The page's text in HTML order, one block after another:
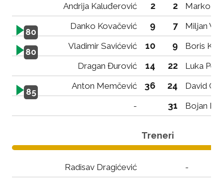
Andrija Kaluđerović
2 2 Marko
80
Danko Kovačević 9 7 Miljan
80
Vladimir Savićević 10 9
Boris
Dragan Đurović
14 22 Luka
85
Anton Memčević 36 24
David
-
31 Bojan
Treneri
Radisav Dragićević -